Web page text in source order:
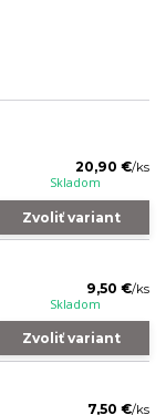
20,90 €/ks
Skladom
Zvoliť variant
9,50 €/ks
Skladom
Zvoliť variant
7,50 €/ks